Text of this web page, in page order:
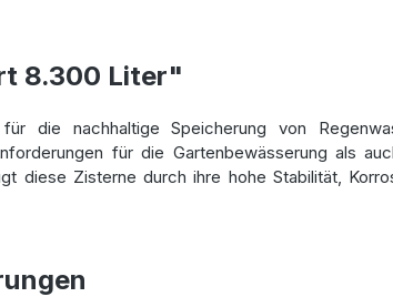
8.300 Liter"
die nachhaltige Speicherung von
für die Gartenbewässerung als
diese Zisterne durch ihre hohe Stabilität,